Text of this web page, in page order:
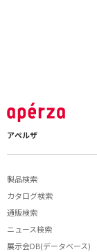
アペルザ
製品検索
カタログ検索
通販検索
ニュース検索
展示会DB(データベース)